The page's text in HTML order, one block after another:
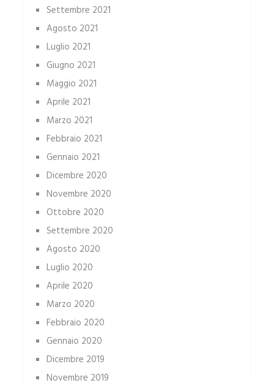
Settembre 2021
Agosto 2021
Luglio 2021
Giugno 2021
Maggio 2021
Aprile 2021
Marzo 2021
Febbraio 2021
Gennaio 2021
Dicembre 2020
Novembre 2020
Ottobre 2020
Settembre 2020
Agosto 2020
Luglio 2020
Aprile 2020
Marzo 2020
Febbraio 2020
Gennaio 2020
Dicembre 2019
Novembre 2019